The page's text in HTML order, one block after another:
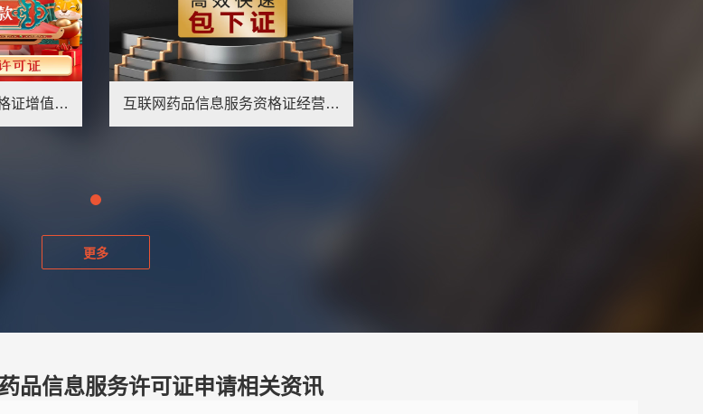
互联网药品信息服务资格证增值电信业务经营许可证icp/edi/cdn 互联网药品信息服务资格证经营性非经营增值电信许可证icpedi办理
更多
品信息服务许可证申请相关资讯